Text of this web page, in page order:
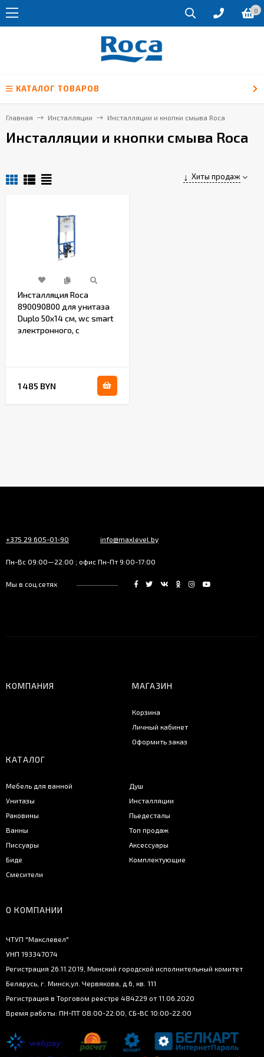
0
КАТАЛОГ ТОВАРОВ
Главная Инсталляции Инсталляции и кнопки смыва Roca
Инсталляции и кнопки смыва Roca
Хиты продаж
Инсталляция Roca
890090800 для унитаза
Duplo 50х14 см, wc smart
электронного, с
1 485 BYN
+375 29 605-01-90 info@maxlevel.by
Пн-Вс 09:00—22:00 ; офис Пн-Пт 9:00-17:00
Мы в соц.сетях
КОМПАНИЯ МАГАЗИН
Корзина
Личный кабинет
Оформить заказ
КАТАЛОГ
Мебель для ванной
Унитазы
Раковины
Ванны
Писсуары
Биде
Смесители
Душ
Инсталляции
Пьедесталы
Топ продаж
Аксессуары
Комплектующие
О КОМПАНИИ
ЧТУП "Макслевел"
УНП 193347074
Регистрация 26.11.2019, Минский городской исполнительный комитет
Беларусь, г. Минск,ул. Червякова, д.6, кв. 111
Регистрация в Торговом реестре 484229 от 11.06.2020
Время работы: ПН-ПТ 08:00-22:00, СБ-ВС 10:00-22:00